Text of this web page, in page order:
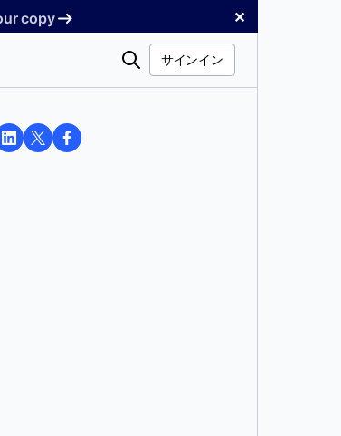
copy ✕
検
サインイン